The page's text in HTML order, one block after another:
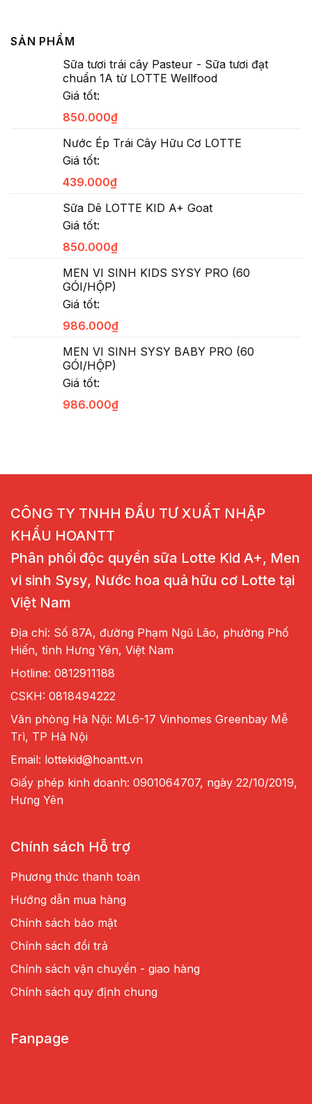
SẢN PHẨM
Sữa tươi trái cây Pasteur - Sữa tươi đạt
chuẩn 1A từ LOTTE Wellfood
Giá tốt:
850.000₫
Nước Ép Trái Cây Hữu Cơ LOTTE
Giá tốt:
439.000₫
Sữa Dê LOTTE KID A+ Goat
Giá tốt:
850.000₫
MEN VI SINH KIDS SYSY PRO (60
GÓI/HỘP)
Giá tốt:
986.000₫
MEN VI SINH SYSY BABY PRO (60
GÓI/HỘP)
Giá tốt:
986.000₫
CÔNG TY TNHH ĐẦU TƯ XUẤT NHẬP
KHẨU HOANTT
Phân phối độc quyền sữa Lotte Kid A+, Men
vi sinh Sysy, Nước hoa quả hữu cơ Lotte tại
Việt Nam
Địa chỉ: Số 87A, đường Phạm Ngũ Lão, phường Phố
Hiến, tỉnh Hưng Yên, Việt Nam
Hotline: 0812911188
CSKH: 0818494222
Văn phòng Hà Nội: ML6-17 Vinhomes Greenbay Mễ
Trì, TP Hà Nội
Email: lottekid@hoantt.vn
Giấy phép kinh doanh: 0901064707, ngày 22/10/2019,
Hưng Yên
Chính sách Hỗ trợ
Phương thức thanh toán
Hướng dẫn mua hàng
Chính sách bảo mật
Chính sách đổi trả
Chính sách vận chuyển - giao hàng
Chính sách quy định chung
Fanpage